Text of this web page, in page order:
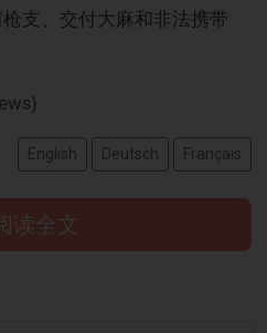
支、交付大麻和非法携带
English Deutsch Français
读全文